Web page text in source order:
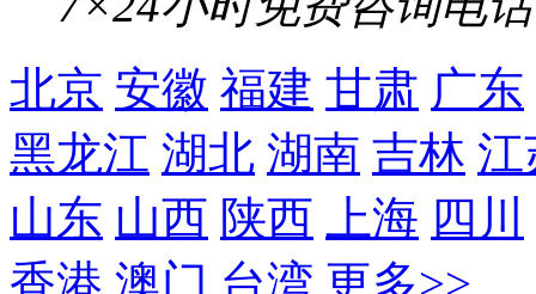
北京 安徽 福建 甘肃 广东
黑龙江 湖北 湖南 吉林 江
山东 山西 陕西 上海 四川
香港 澳门 台湾 更多>>